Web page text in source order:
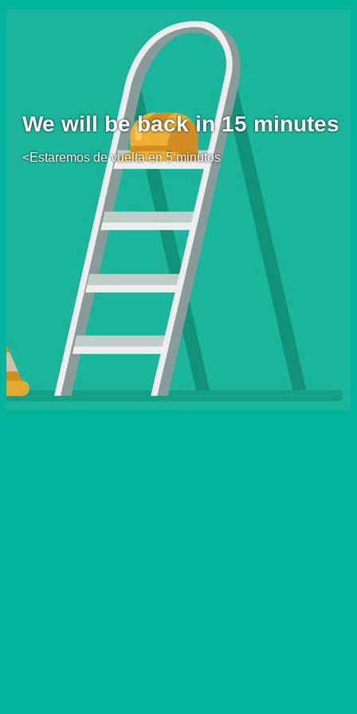
We will be back in 15 minutes
<Estaremos de vuelta en 5 minutos